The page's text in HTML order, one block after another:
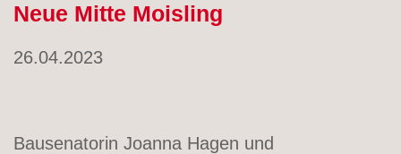
Neue Mitte Moisling
26.04.2023
Bausenatorin Joanna Hagen und